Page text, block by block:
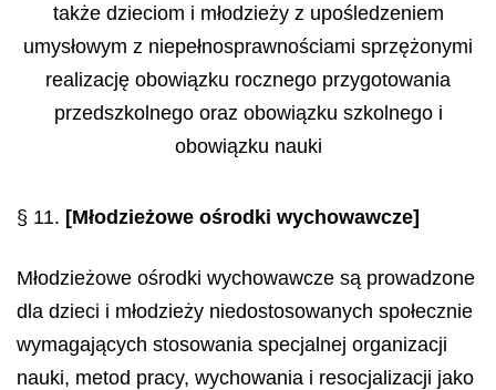
także dzieciom i młodzieży z upośledzeniem
umysłowym z niepełnosprawnościami sprzężonymi
realizację obowiązku rocznego przygotowania
przedszkolnego oraz obowiązku szkolnego i
obowiązku nauki
§ 11. [Młodzieżowe ośrodki wychowawcze]
Młodzieżowe ośrodki wychowawcze są prowadzone
dla dzieci i młodzieży niedostosowanych społecznie
wymagających stosowania specjalnej organizacji
nauki, metod pracy, wychowania i resocjalizacji jako